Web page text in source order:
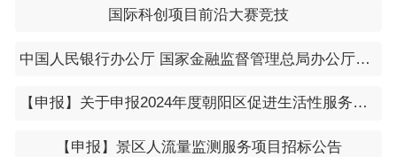
国际科创项目前沿大赛竞技
中国人民银行办公厅 国家金融监督管理总局办公厅关于做好经营性物业贷款管理的通知
【申报】关于申报2024年度朝阳区促进生活性服务业发展引导资金项目的通知
【申报】景区人流量监测服务项目招标公告